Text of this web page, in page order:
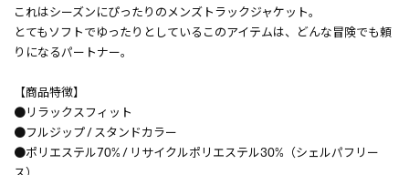
これはシーズンにぴったりのメンズトラックジャケット。
とてもソフトでゆったりとしているこのアイテムは、どんな冒険でも頼
りになるパートナー。
【商品特徴】
●リラックスフィット
●フルジップ / スタンドカラー
●ポリエステル70% / リサイクルポリエステル30%（シェルパフリー
ス）